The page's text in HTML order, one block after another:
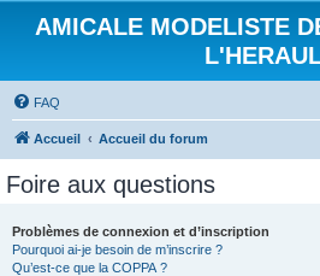
AMICALE MODELISTE
FAQ
Accueil Accueil du forum
Foire aux questions
Problèmes de connexion et d’inscription
Pourquoi ai-je besoin de m’inscrire ?
Qu’est-ce que la COPPA ?